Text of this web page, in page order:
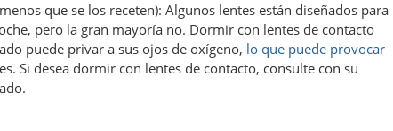
que se los receten): Algunos lentes están diseñados para
pero la gran mayoría no. Dormir con lentes de contacto
puede privar a sus ojos de oxígeno, lo que puede provocar
Si desea dormir con lentes de contacto, consulte con su